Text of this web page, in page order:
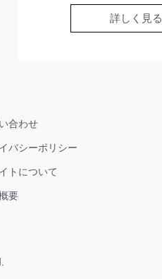
詳しく見る
合わせ
バシーポリシー
トについて
要